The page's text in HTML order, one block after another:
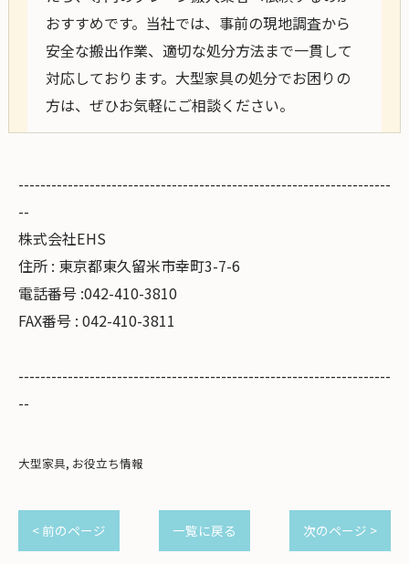
おすすめです。当社では、事前の現地調査から
安全な搬出作業、適切な処分方法まで一貫して
対応しております。大型家具の処分でお困りの
方は、ぜひお気軽にご相談ください。
--------------------------------------------------------------------
--
株式会社EHS
住所 : 東京都東久留米市幸町3-7-6
電話番号 :042-410-3810
FAX番号 : 042-410-3811
--------------------------------------------------------------------
--
大型家具 お役立ち情報
< 前のページ 一覧に戻る 次のページ >